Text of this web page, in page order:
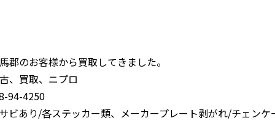
郡のお客様から買取してきました。
、買取、ニプロ
94-4250
ビあり/各ステッカー類、メーカープレート剥がれ/チェン